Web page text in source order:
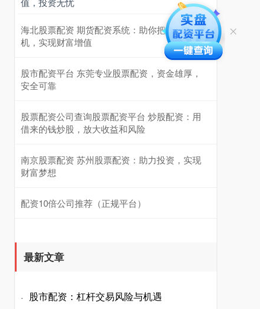
海北股票配资 期货配资系统：助你把握市场先
机，实现财富增值
股市配资平台 东莞专业股票配资，资金雄厚，
安全可靠
股票配资公司查询股票配资平台 炒股配资：用
借来的钱炒股，放大收益和风险
南京股票配资 苏州股票配资：助力投资，实现
财富梦想
配资10倍公司推荐（正规平台）
最新文章
· 股市配资：杠杆交易风险与机遇